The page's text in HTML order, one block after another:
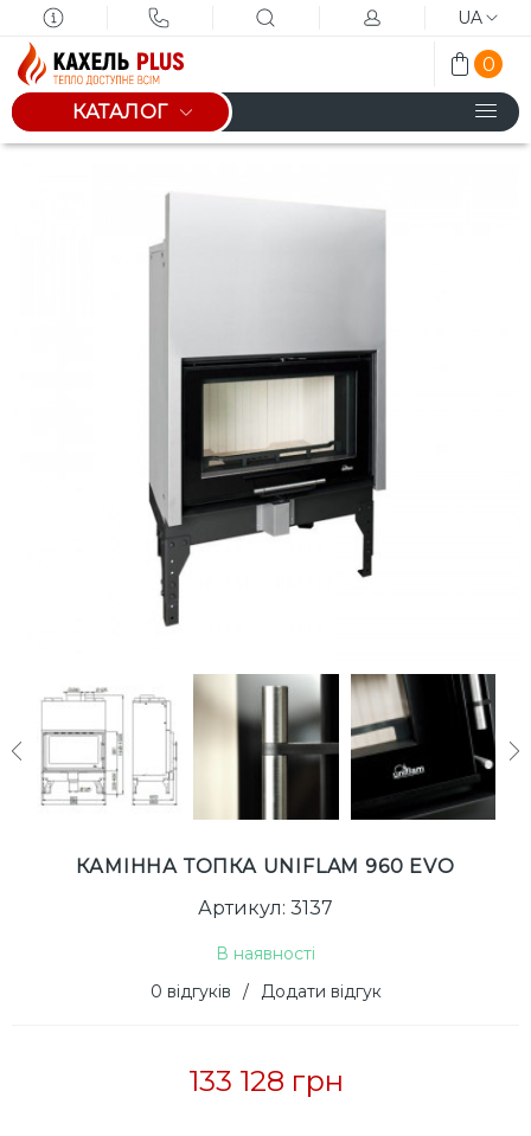
UA
0
КАТАЛОГ
next
КАМІННА ТОПКА UNIFLAM 960 EVO
Артикул: 3137
В наявності
0 відгуків
/ Додати відгук
133 128 грн